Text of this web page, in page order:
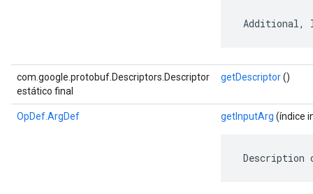
Additional,
com.google.protobuf.Descriptors.Descriptor
estático final
getDescriptor()
OpDef.ArgDef getInputArg (índice